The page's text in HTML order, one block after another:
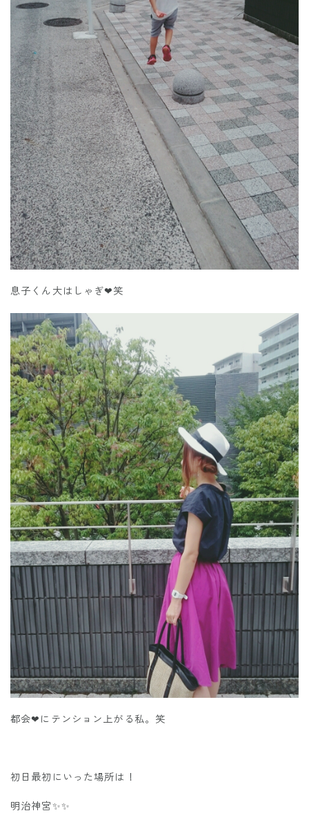
息子くん大はしゃぎ❤笑
都会❤にテンション上がる私。笑
初日最初にいった場所は！
明治神宮✨✨